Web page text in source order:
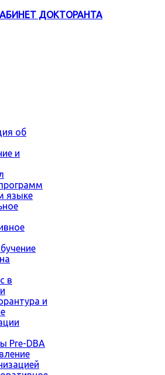
ДОКТОРАНТА
об
и
языке
в
и
Pre-DBA